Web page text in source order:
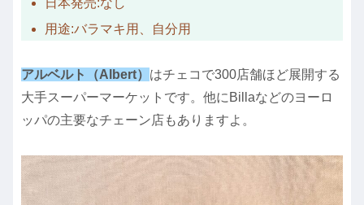
日本発売:なし
用途:バラマキ用、自分用
アルベルト（Albert） はチェコで300店舗ほど展開する
大手スーパーマーケットです。他にBillaなどのヨーロ
ッパの主要なチェーン店もありますよ。